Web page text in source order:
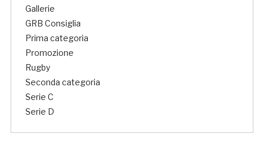
Gallerie
GRB Consiglia
Prima categoria
Promozione
Rugby
Seconda categoria
Serie C
Serie D